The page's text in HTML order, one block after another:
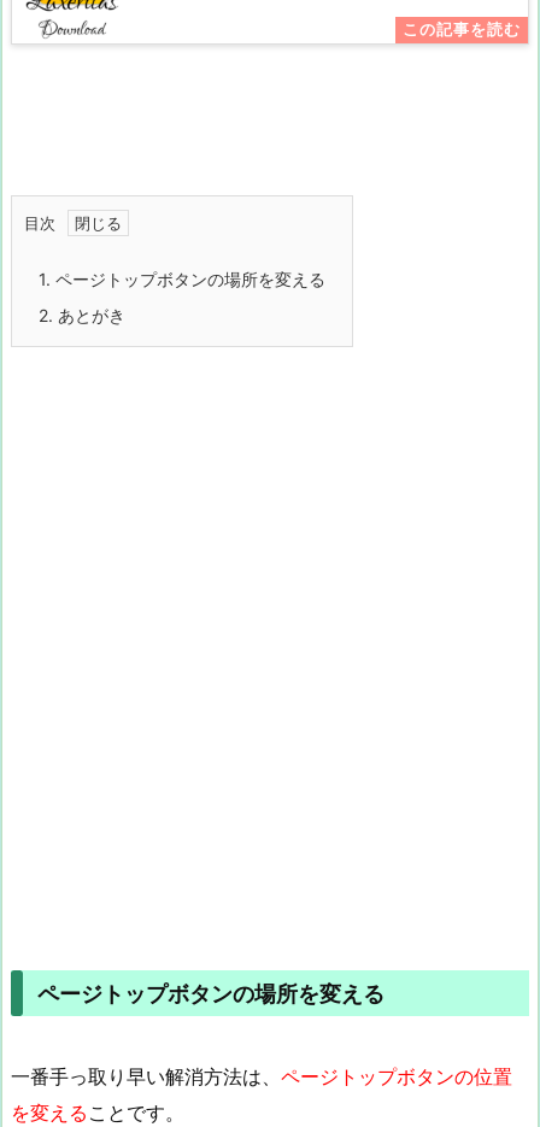
目次
1. ページトップボタンの場所を変える
2. あとがき
ページトップボタンの場所を変える
一番手っ取り早い解消方法は、 ページトップボタンの位置
を変える ことです。